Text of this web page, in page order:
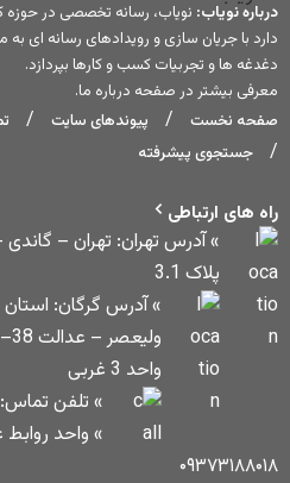
تخصصی در حوزه کسب و کار و اقتصادی است
رسانه ای به مطالبه گری، اطلاع رسانی و
بپردازد.
ما.
سایت
تماس با ما درباره نویاب
– گاندی – بن بست شهید
گرگان: استان گلستان – گرگان –
» تلفن تماس: 09024794459
» واحد روابط عمومی (واتساپ و